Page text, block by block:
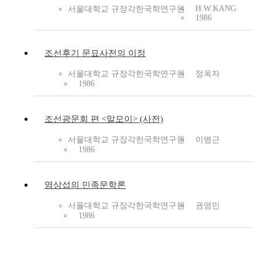
서울대학교 규장각한국학연구원
H.W.KANG
1986
조선후기 문묘사전의 이정
서울대학교 규장각한국학연구원
정옥자
1986
조선광문회 편 <말모이> (사전)
서울대학교 규장각한국학연구원
이병근
1986
염상섭의 민족문학론
서울대학교 규장각한국학연구원
권영민
1986